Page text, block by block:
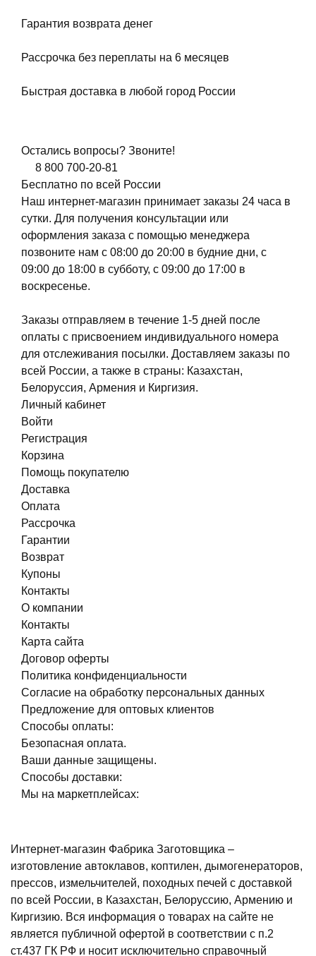
Гарантия возврата денег
Рассрочка без переплаты на 6 месяцев
Быстрая доставка в любой город России
Остались вопросы? Звоните!
8 800 700-20-81
Бесплатно по всей России
Наш интернет-магазин принимает заказы 24 часа в
сутки. Для получения консультации или
оформления заказа с помощью менеджера
позвоните нам с 08:00 до 20:00 в будние дни, с
09:00 до 18:00 в субботу, с 09:00 до 17:00 в
воскресенье.
Заказы отправляем в течение 1-5 дней после
оплаты с присвоением индивидуального номера
для отслеживания посылки. Доставляем заказы по
всей России, а также в страны: Казахстан,
Белоруссия, Армения и Киргизия.
Личный кабинет
Войти
Регистрация
Корзина
Помощь покупателю
Доставка
Оплата
Рассрочка
Гарантии
Возврат
Купоны
Контакты
О компании
Контакты
Карта сайта
Договор оферты
Политика конфиденциальности
Согласие на обработку персональных данных
Предложение для оптовых клиентов
Способы оплаты:
Безопасная оплата.
Ваши данные защищены.
Способы доставки:
Мы на маркетплейсах:
Интернет-магазин Фабрика Заготовщика –
изготовление автоклавов, коптилен, дымогенераторов,
прессов, измельчителей, походных печей с доставкой
по всей России, в Казахстан, Белоруссию, Армению и
Киргизию. Вся информация о товарах на сайте не
является публичной офертой в соответствии с п.2
ст.437 ГК РФ и носит исключительно справочный